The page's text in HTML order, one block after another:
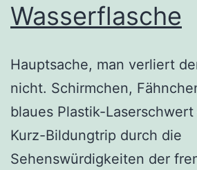
Wasserflasche
Hauptsache, man verliert
nicht. Schirmchen,
blaues Plastik-Laserschwert
Kurz-Bildungtrip durch die
Sehenswürdigkeiten der